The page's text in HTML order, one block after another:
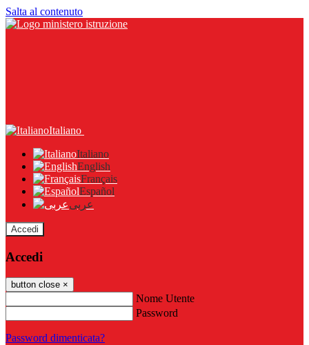
Salta al contenuto
Italiano
Italiano
English
Français
Español
عربى
Accedi
Accedi
button close ×
Nome Utente
Password
Password dimenticata?